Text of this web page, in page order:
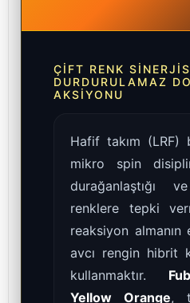
ÇIFT RENK
DURDURULAMAZ
AKSIYONU
Hafif takım (LRF)
mikro spin
durağanlaştığı
renklere tepki
reaksiyon
avcı rengin hibrit
kullanmaktır.
Yellow Orange,